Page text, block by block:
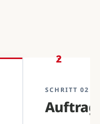
2
SCHRITT 02